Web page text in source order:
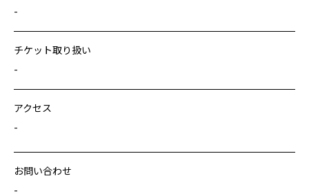
-
チケット取り扱い
-
アクセス
-
お問い合わせ
-